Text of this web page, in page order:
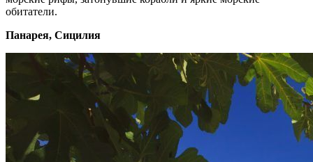
обитатели.
Панарея, Сицилия